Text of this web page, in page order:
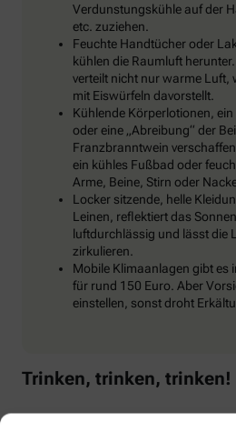
Verdunstungskühle auf der
etc. zuziehen.
Feuchte Handtücher oder
kühlen die Raumluft
verteilt nicht nur warme Luft,
mit Eiswürfeln davorstellt.
Kühlende Körperlotionen,
oder eine „Abreibung“ der
Franzbranntwein
ein kühles Fußbad oder
Arme, Beine, Stirn oder
Locker sitzende, helle
Leinen, reflektiert das
luftdurchlässig und lässt die
zirkulieren.
Mobile Klimaanlagen gibt es
für rund 150 Euro. Aber
einstellen, sonst droht
Trinken, trinken, trinken!